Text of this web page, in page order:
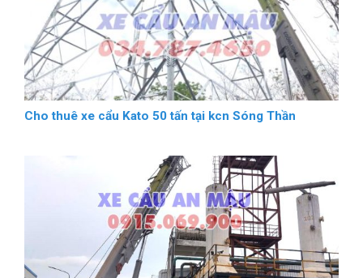
Cho thuê xe cẩu Kato 50 tấn tại kcn Sóng Thần